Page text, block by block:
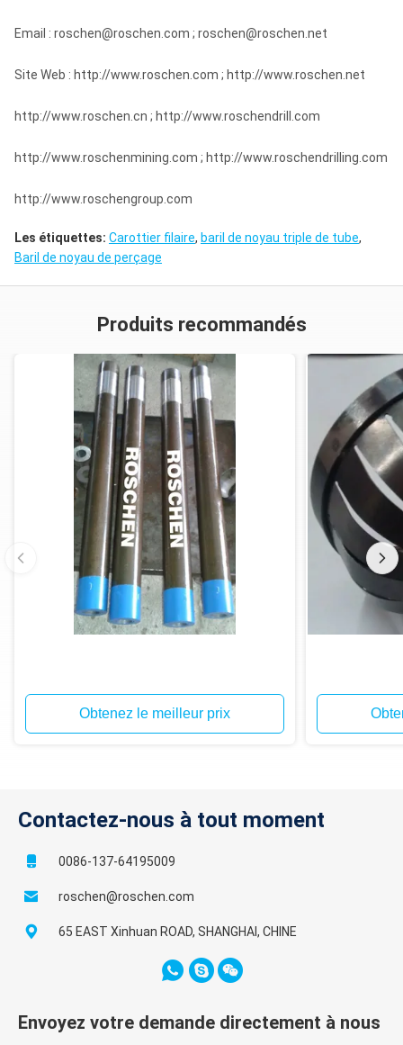
Email : roschen@roschen.com ; roschen@roschen.net
Site Web : http://www.roschen.com ; http://www.roschen.net
http://www.roschen.cn ; http://www.roschendrill.com
http://www.roschenmining.com ; http://www.roschendrilling.com
http://www.roschengroup.com
Les étiquettes: Carottier filaire, baril de noyau triple de tube,
Baril de noyau de perçage
Produits recommandés
Obtenez le meilleur prix
Contactez-nous à tout moment
0086-137-64195009
roschen@roschen.com
65 EAST Xinhuan ROAD, SHANGHAI, CHINE
Envoyez votre demande directement à nous